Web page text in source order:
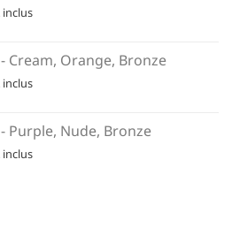
inclus
Cream, Orange, Bronze
inclus
Purple, Nude, Bronze
inclus